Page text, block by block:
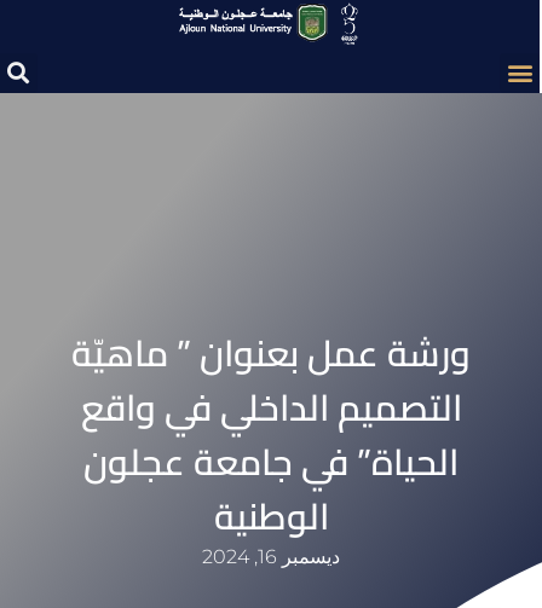
ورشة عمل بعنوان ” ماهيّة
التصميم الداخلي في واقع
الحياة” في جامعة عجلون
الوطنية
ديسمبر 16, 2024